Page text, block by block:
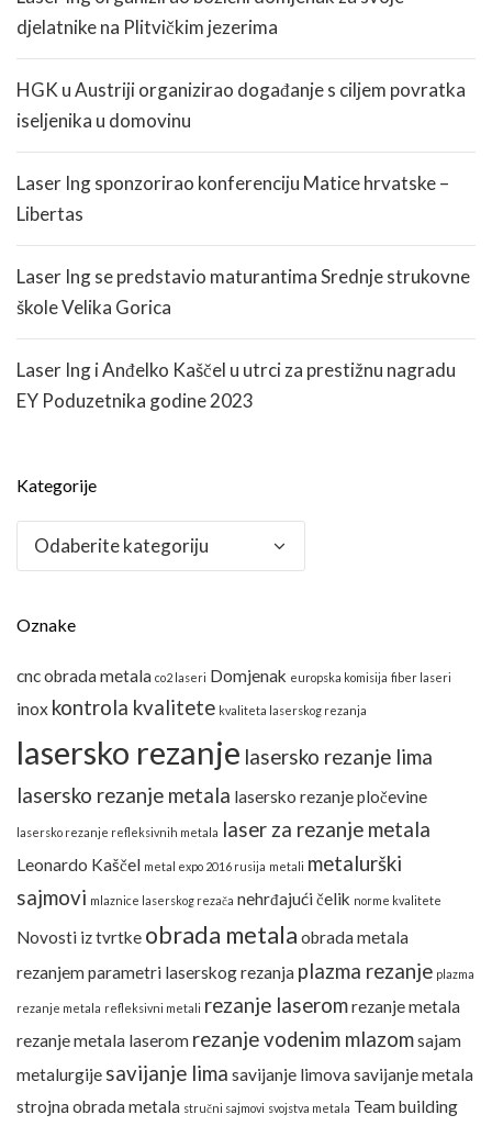
djelatnike na Plitvičkim jezerima
HGK u Austriji organizirao događanje s ciljem povratka
iseljenika u domovinu
Laser Ing sponzorirao konferenciju Matice hrvatske –
Libertas
Laser Ing se predstavio maturantima Srednje strukovne
škole Velika Gorica
Laser Ing i Anđelko Kaščel u utrci za prestižnu nagradu
EY Poduzetnika godine 2023
Kategorije
Kategorije
Oznake
cnc obrada metala co2 laseri Domjenak europska komisija fiber laseri
inox kontrola kvalitete kvaliteta laserskog rezanja
lasersko rezanje lasersko rezanje lima
lasersko rezanje metala lasersko rezanje pločevine
lasersko rezanje refleksivnih metala laser za rezanje metala
Leonardo Kaščel metal expo 2016 rusija metali metalurški
sajmovi mlaznice laserskog rezača nehrđajući čelik norme kvalitete
Novosti iz tvrtke obrada metala obrada metala
rezanjem parametri laserskog rezanja plazma rezanje plazma
rezanje metala refleksivni metali rezanje laseromrezanje metala
rezanje metala laserom rezanje vodenim mlazomsajam
metalurgije savijanje lima savijanje limova savijanje metala
strojna obrada metala stručni sajmovi svojstva metala Team building